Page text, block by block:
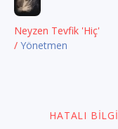
Neyzen Tevfik 'Hiç'
/ Yönetmen
HATALI BILGI